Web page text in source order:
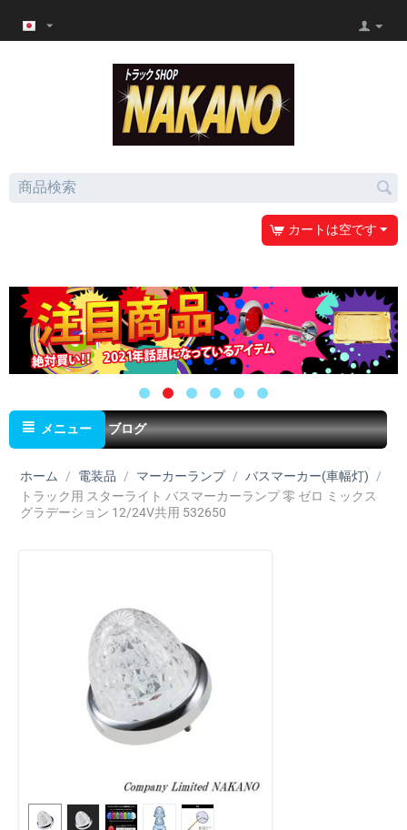
カートは空です
メニュー ブログ
ホーム / 電装品 / マーカーランプ / バスマーカー(車幅灯) /
トラック用 スターライト バスマーカーランプ 零 ゼロ ミックス
グラデーション 12/24V共用 532650